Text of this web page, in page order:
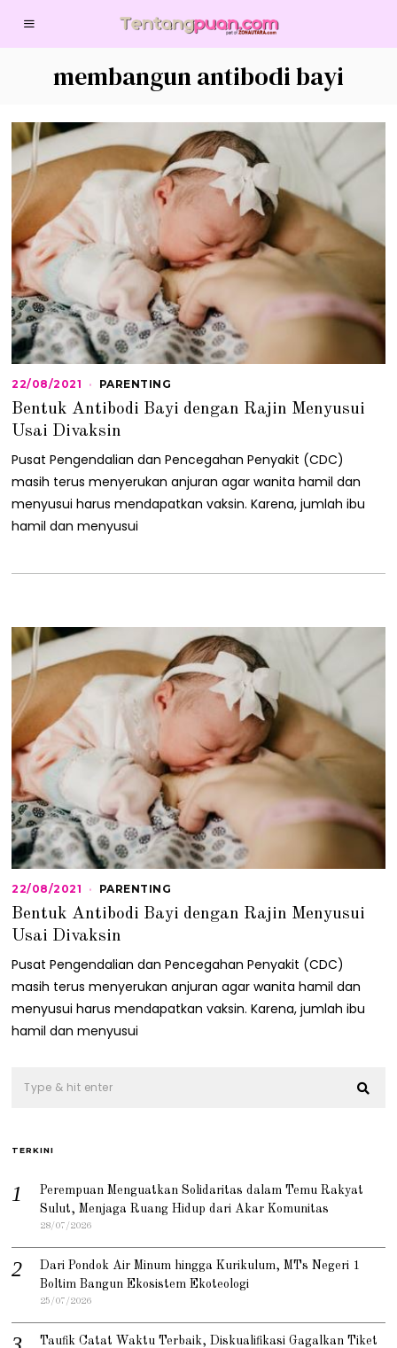
membangun antibodi bayi
22/08/2021
/
0
/
0
1
PARENTING
Bentuk Antibodi Bayi dengan Rajin Menyusui
Usai Divaksin
Pusat Pengendalian dan Pencegahan Penyakit (CDC)
masih terus menyerukan anjuran agar wanita hamil dan
menyusui harus mendapatkan vaksin. Karena, jumlah ibu
hamil dan menyusui
22/08/2021
/
0
/
0
1
PARENTING
Bentuk Antibodi Bayi dengan Rajin Menyusui
Usai Divaksin
Pusat Pengendalian dan Pencegahan Penyakit (CDC)
masih terus menyerukan anjuran agar wanita hamil dan
menyusui harus mendapatkan vaksin. Karena, jumlah ibu
hamil dan menyusui
TERKINI
Perempuan Menguatkan Solidaritas dalam Temu Rakyat
Sulut, Menjaga Ruang Hidup dari Akar Komunitas
28/07/2026
Dari Pondok Air Minum hingga Kurikulum, MTs Negeri 1
Boltim Bangun Ekosistem Ekoteologi
25/07/2026
Taufik Catat Waktu Terbaik, Diskualifikasi Gagalkan Tiket